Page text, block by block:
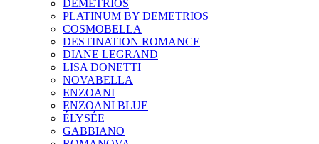
DEMETRIOS
PLATINUM BY DEMETRIOS
COSMOBELLA
DESTINATION ROMANCE
DIANE LEGRAND
LISA DONETTI
NOVABELLA
ENZOANI
ENZOANI BLUE
ÉLYSÉE
GABBIANO